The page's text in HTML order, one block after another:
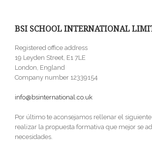
BSI SCHOOL INTERNATIONAL
Registered office address
19 Leyden Street, E1 7LE
London, England
Company number 12339154
info@bsinternational.co.uk
Por último te aconsejamos rellenar el
realizar la propuesta formativa que mejor se
necesidades.